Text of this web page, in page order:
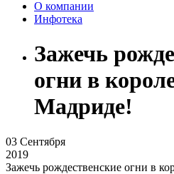
О компании
Инфотека
Зажечь
огни в
Мадриде!
03 Сентября
2019
Зажечь рождественские огни в